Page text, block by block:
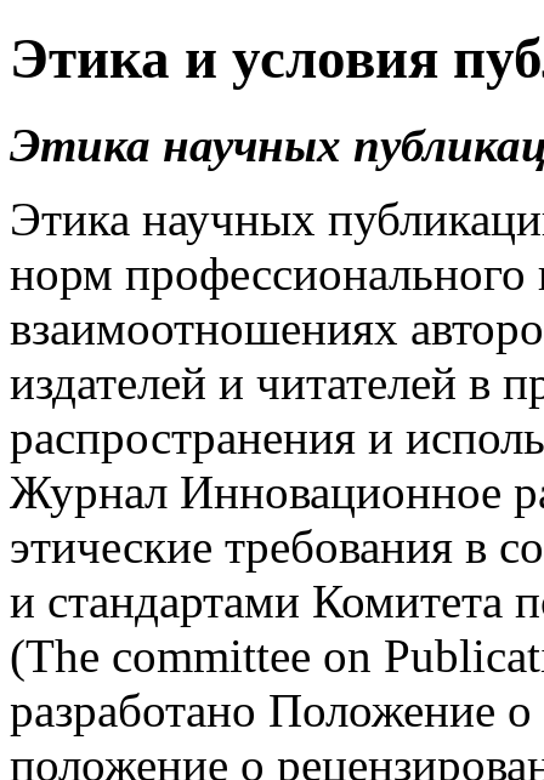
Этика и условия
Этика научных
Этика научных
норм профессионального
взаимоотношениях
издателей и читателей в
распространения и
Журнал Инновационное
этические требования в
и стандартами Комитета
(The committee on
разработано Положение
положение о